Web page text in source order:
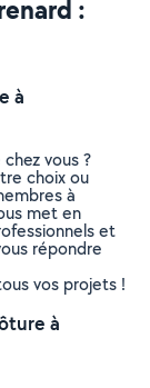
:
à
vous ?
choix ou
à
met en
et
répondre
vos projets !
à